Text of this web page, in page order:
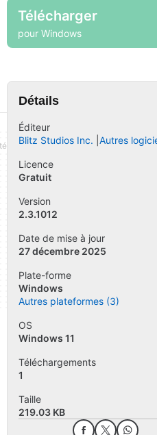
Télécharger
pour Windows
Détails
Éditeur
Blitz Studios Inc. Autres
Licence
Gratuit
Version
2.3.1012
Date de mise à jour
27 décembre 2025
Plate-forme
Windows
Autres plateformes (3)
OS
Windows 11
Téléchargements
1
Taille
219.03 KB